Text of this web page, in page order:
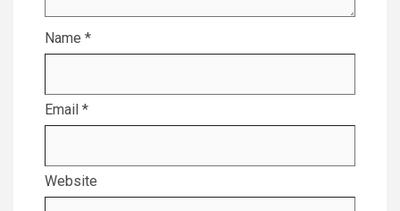
Name *
Email *
Website